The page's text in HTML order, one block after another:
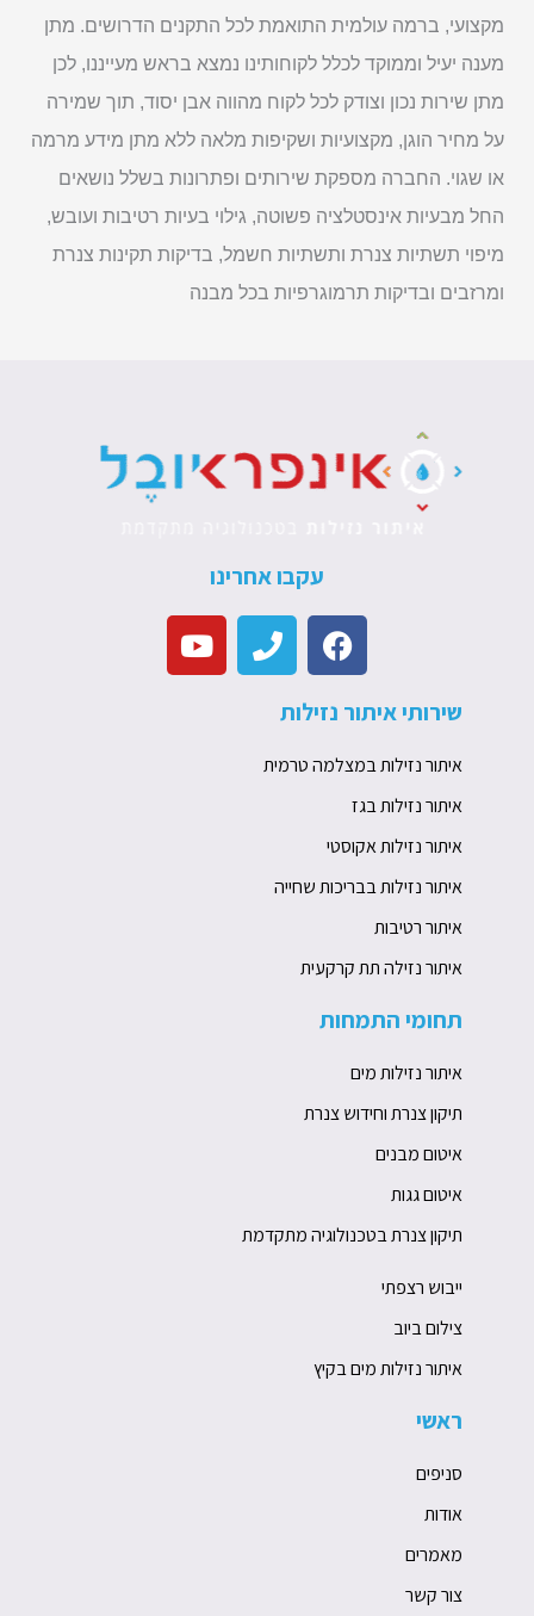
מקצועי, ברמה עולמית התואמת לכל התקנים הדרושים. מתן
מענה יעיל וממוקד לכלל לקוחותינו נמצא בראש מעייננו, לכן
מתן שירות נכון וצודק לכל לקוח מהווה אבן יסוד, תוך שמירה
על מחיר הוגן, מקצועיות ושקיפות מלאה ללא מתן מידע מרמה
או שגוי. החברה מספקת שירותים ופתרונות בשלל נושאים
החל מבעיות אינסטלציה פשוטה, גילוי בעיות רטיבות ועובש,
מיפוי תשתיות צנרת ותשתיות חשמל, בדיקות תקינות צנרת
ומרזבים ובדיקות תרמוגרפיות בכל מבנה
ראשי
סניפים
אודות
מאמרים
צור קשר
תחומי התמחות
איתור נזילות מים
תיקון צנרת וחידוש צנרת
איטום מבנים
איטום גגות
תיקון צנרת בטכנולוגיה מתקדמת
ייבוש רצפתי
צילום ביוב
איתור נזילות מים בקיץ
שירותי איתור נזילות
איתור נזילות במצלמה טרמית
איתור נזילות בגז
איתור נזילות אקוסטי
איתור נזילות בבריכות שחייה
איתור רטיבות
איתור נזילה תת קרקעית
עקבו אחרינו
F
a
e
o
k
h
Y
o